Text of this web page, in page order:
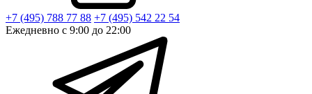
+7 (495) 788 77 88 +7 (495) 542 22 54
Ежедневно с 9:00 до 22:00